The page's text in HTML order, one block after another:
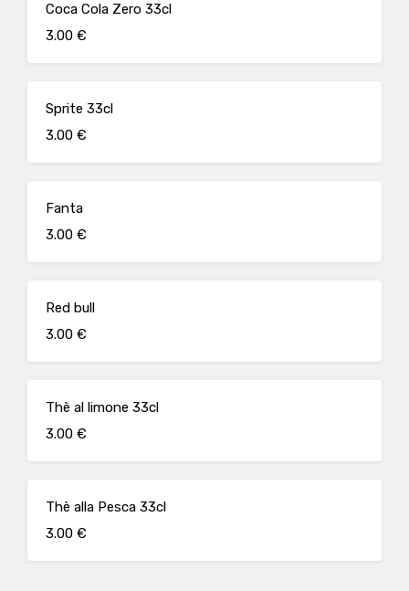
Coca Cola Zero 33cl
3.00 €
Sprite 33cl
3.00 €
Fanta
3.00 €
Red bull
3.00 €
Thè al limone 33cl
3.00 €
Thè alla Pesca 33cl
3.00 €